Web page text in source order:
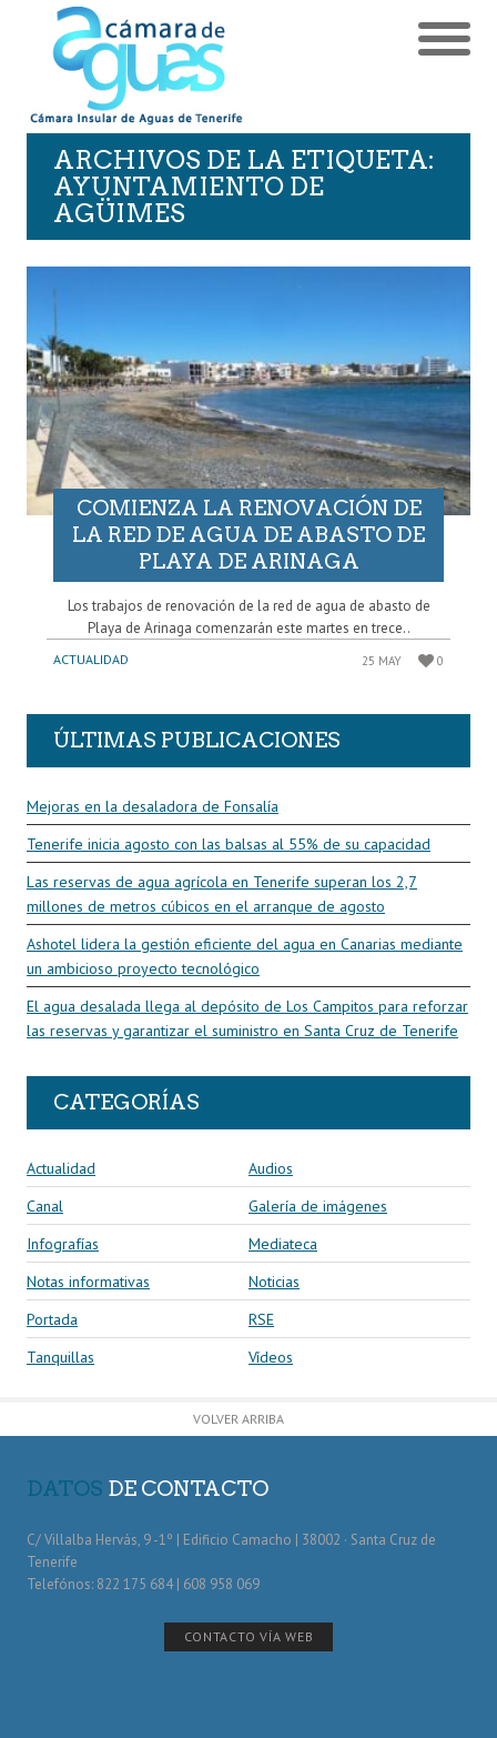
ARCHIVOS DE LA ETIQUETA:
AYUNTAMIENTO DE
AGÜIMES
COMIENZA LA RENOVACIÓN DE
LA RED DE AGUA DE ABASTO DE
PLAYA DE ARINAGA
Los trabajos de renovación de la red de agua de abasto de
Playa de Arinaga comenzarán este martes en trece..
ACTUALIDAD 25 MAY 0
ÚLTIMAS PUBLICACIONES
Mejoras en la desaladora de Fonsalía
Tenerife inicia agosto con las balsas al 55% de su capacidad
Las reservas de agua agrícola en Tenerife superan los 2,7
millones de metros cúbicos en el arranque de agosto
Ashotel lidera la gestión eficiente del agua en Canarias mediante
un ambicioso proyecto tecnológico
El agua desalada llega al depósito de Los Campitos para reforzar
las reservas y garantizar el suministro en Santa Cruz de Tenerife
CATEGORÍAS
Actualidad
Audios
Canal
Galería de imágenes
Infografías
Mediateca
Notas informativas
Noticias
Portada
RSE
Tanquillas
Vídeos
VOLVER ARRIBA
DATOS DE CONTACTO
C/ Villalba Hervás, 9 -1º | Edificio Camacho | 38002 · Santa Cruz de
Tenerife
Telefónos: 822 175 684 | 608 958 069
CONTACTO VÍA WEB